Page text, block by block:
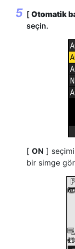
[ Otomatik
seçin.
[ ON ]
bir simge